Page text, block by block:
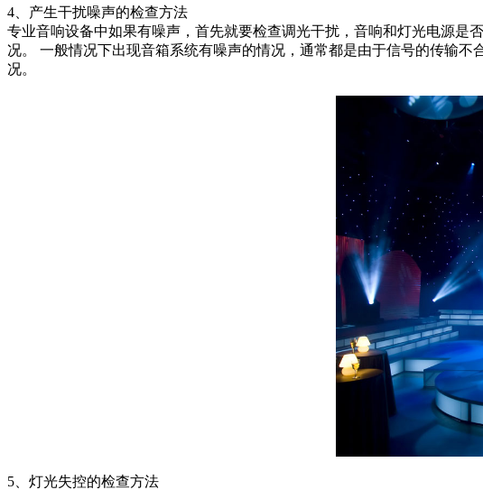
4、产生干扰噪声的检查方法
专业音响设备中如果有噪声，首先就要检查调光干扰，音响和灯光电源
况。 一般情况下出现音箱系统有噪声的情况，通常都是由于信号的传输
况。
5、灯光失控的检查方法